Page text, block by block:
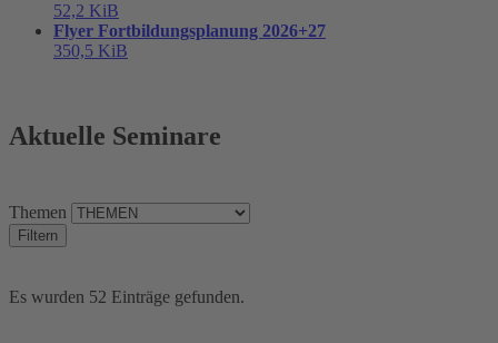
52,2 KiB
Flyer Fortbildungsplanung 2026+27
350,5 KiB
Aktuelle Seminare
Themen
Filtern
Es wurden 52 Einträge gefunden.